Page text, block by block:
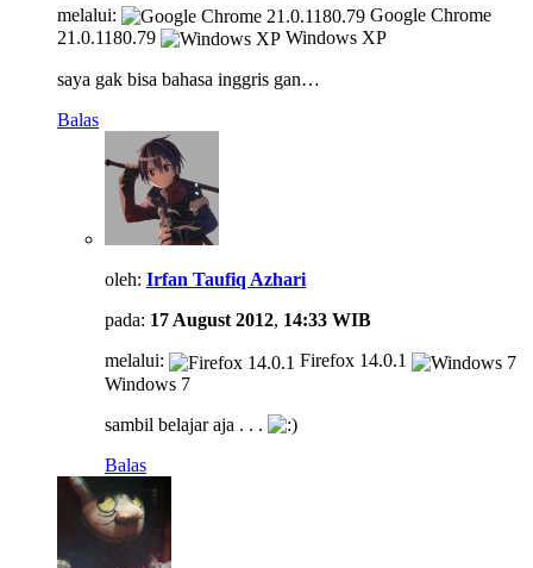
melalui:
Google Chrome
21.0.1180.79
Windows XP
saya gak bisa bahasa inggris gan…
Balas
oleh: Irfan Taufiq Azhari
pada: 17 August 2012, 14:33 WIB
melalui:
Firefox 14.0.1
Windows 7
sambil belajar aja . . .
Balas